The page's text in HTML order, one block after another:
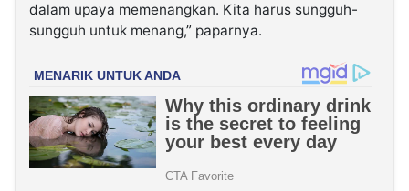
dalam upaya memenangkan. Kita harus sungguh-
sungguh untuk menang,” paparnya.